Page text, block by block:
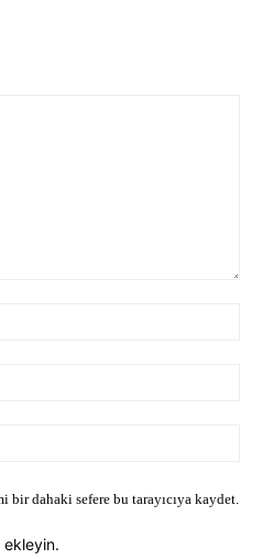
bir dahaki sefere bu tarayıcıya kaydet.
ekleyin.